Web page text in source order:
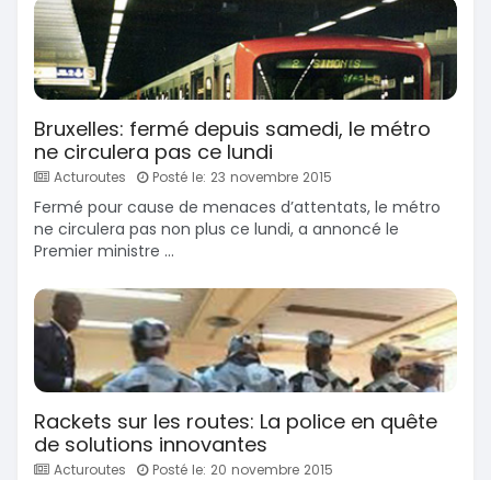
Bruxelles: fermé depuis samedi, le métro
ne circulera pas ce lundi
Acturoutes Posté le: 23 novembre 2015
Fermé pour cause de menaces d’attentats, le métro
ne circulera pas non plus ce lundi, a annoncé le
Premier ministre ...
Rackets sur les routes: La police en quête
de solutions innovantes
Acturoutes Posté le: 20 novembre 2015